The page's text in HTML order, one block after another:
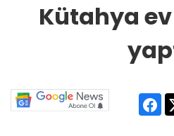
Kütahya